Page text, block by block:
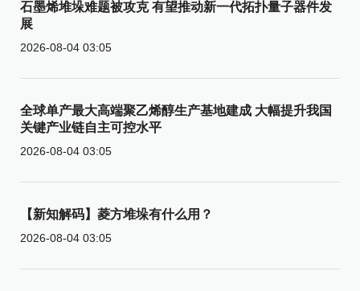
石墨烯堆垛难题被攻克 有望推动新一代拓扑量子器件发
展
2026-08-04 03:05
全球单产最大高端聚乙烯醇生产基地建成 大幅提升我国
关键产业链自主可控水平
2026-08-04 03:05
【新知解码】菱方堆垛有什么用？
2026-08-04 03:05